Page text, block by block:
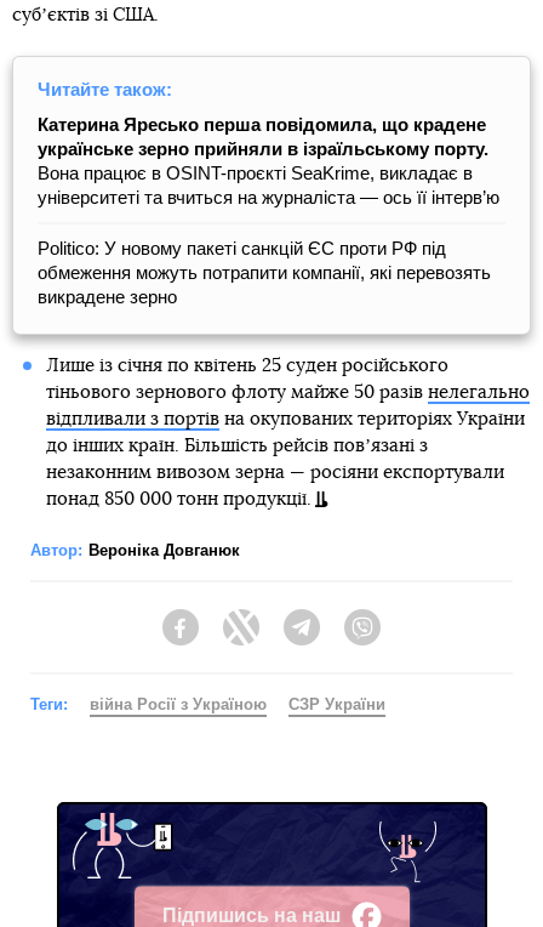
субʼєктів зі США.
Читайте також:
Катерина Яресько перша повідомила, що крадене
українське зерно прийняли в ізраїльському порту.
Вона працює в OSINT-проєкті SeaKrime, викладає в
університеті та вчиться на журналіста — ось її інтерв’ю
Politico: У новому пакеті санкцій ЄС проти РФ під
обмеження можуть потрапити компанії, які перевозять
викрадене зерно
Лише із січня по квітень 25 суден російського
тіньового зернового флоту майже 50 разів нелегально
відпливали з портівна окупованих територіях України
до інших країн. Більшість рейсів повʼязані з
незаконним вивозом зерна — росіяни експортували
понад 850 000 тонн продукції.
Автор: Вероніка Довганюк
FacebookTwitter Telegram
Теги: війна Росії з Україною СЗР України
Підпишись на наш